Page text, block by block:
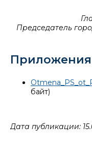
Председатель
Приложения
байт)
Дата публикации: